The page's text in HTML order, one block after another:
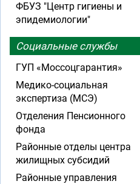
ФБУЗ "Центр гигиены и
эпидемиологии"
Социальные службы
ГУП «Моссоцгарантия»
Медико-социальная
экспертиза (МСЭ)
Отделения Пенсионного
фонда
Районные отделы центра
жилищных субсидий
Районные управления